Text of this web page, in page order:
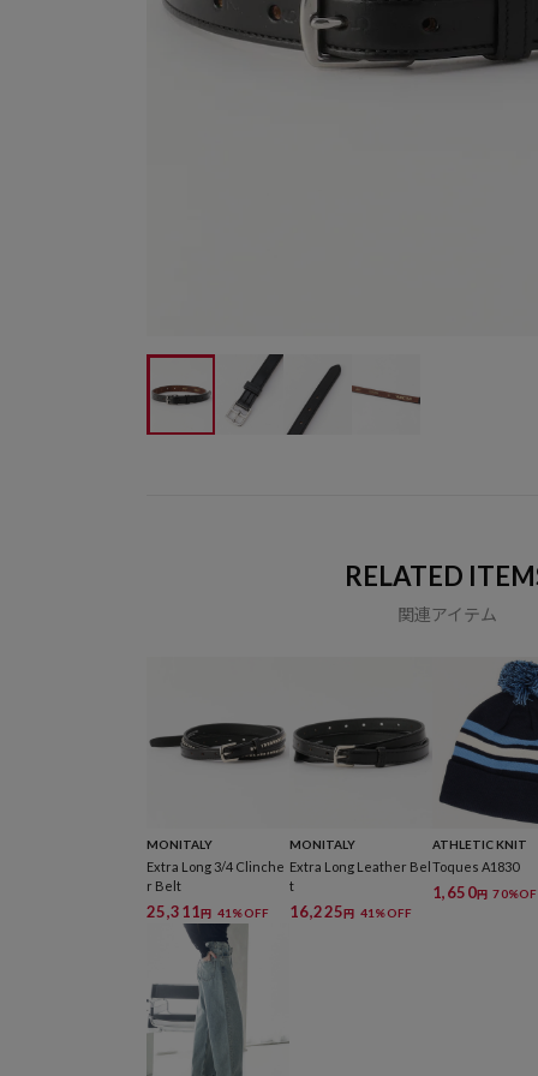
RELATED
関連アイテム
MONITALY
Extra Long 3/4 Clinche
r Belt
25,311円 41%OFF
MONITALY
Extra Long Leather Bel
t
16,225円 41%OFF
ATHLETIC KNIT
Toques A1830
1,650円